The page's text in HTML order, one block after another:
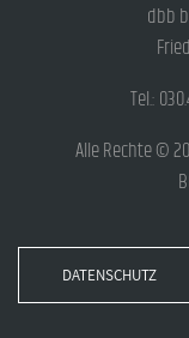
dbb
Tel.:
Alle Rechte ©
DATENSCHUTZ